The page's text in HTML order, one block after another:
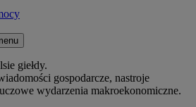
giełdy.
gospodarcze, nastroje
wydarzenia makroekonomiczne.